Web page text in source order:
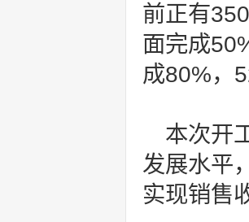
前正有
面完成
成80%，
本次开
发展水平
实现销售